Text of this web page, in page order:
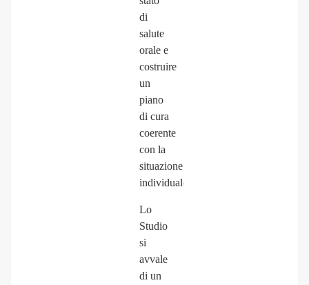
di
salute
orale e
costruire
un
piano
di cura
coerente
con la
situazione
individuale.
Lo
Studio
si
avvale
di un